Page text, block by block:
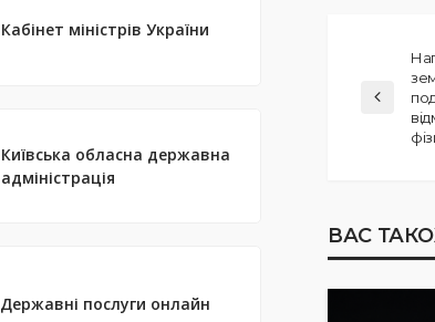
ВАС
Кабінет міністрів України
Київська обласна державна
адміністрація
Державні послуги онлайн